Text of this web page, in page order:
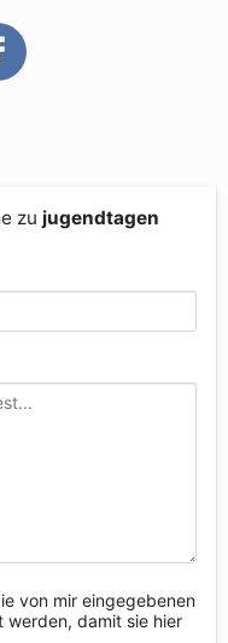
zu jugendtagen
von mir eingegebenen
werden, damit sie hier